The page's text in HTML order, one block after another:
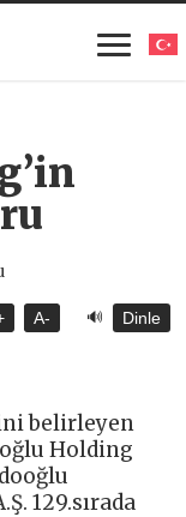
A- 🔊 Dinle
belirleyen
Holding
129.sırada